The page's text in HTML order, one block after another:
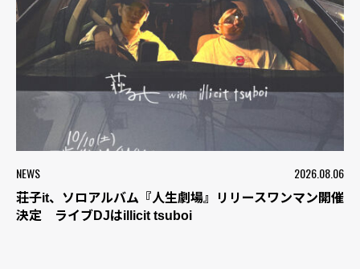
NEWS 2026.08.06
荘子it、ソロアルバム『人生劇場』リリースワンマン開催
決定 ライブDJはillicit tsuboi